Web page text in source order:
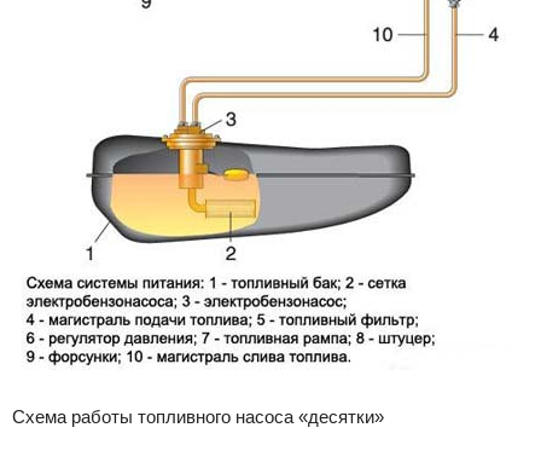
Схема работы топливного насоса «десятки»